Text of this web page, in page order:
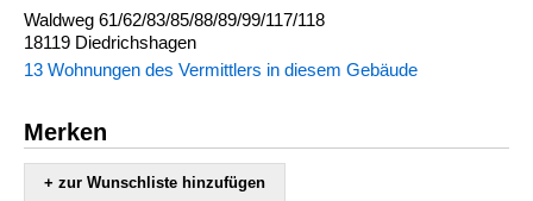
Waldweg 61/62/83/85/88/89/99/117/118
18119 Diedrichshagen
13 Wohnungen des Vermittlers in diesem Gebäude
Merken
+ zur Wunschliste hinzufügen